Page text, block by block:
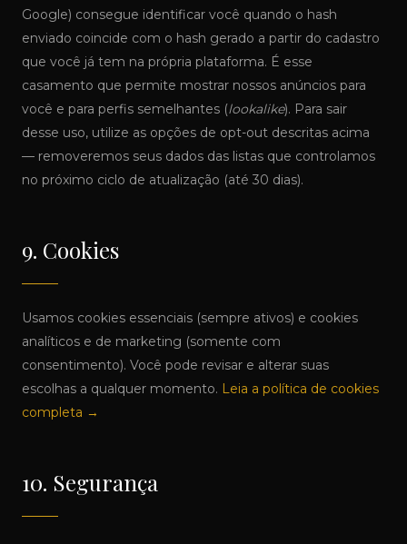
Google) consegue identificar você quando o hash
enviado coincide com o hash gerado a partir do cadastro
que você já tem na própria plataforma. É esse
casamento que permite mostrar nossos anúncios para
você e para perfis semelhantes (lookalike). Para sair
desse uso, utilize as opções de opt-out descritas acima
— removeremos seus dados das listas que controlamos
no próximo ciclo de atualização (até 30 dias).
9. Cookies
Usamos cookies essenciais (sempre ativos) e cookies
analíticos e de marketing (somente com
consentimento). Você pode revisar e alterar suas
escolhas a qualquer momento. Leia a política de cookies
completa →
10. Segurança